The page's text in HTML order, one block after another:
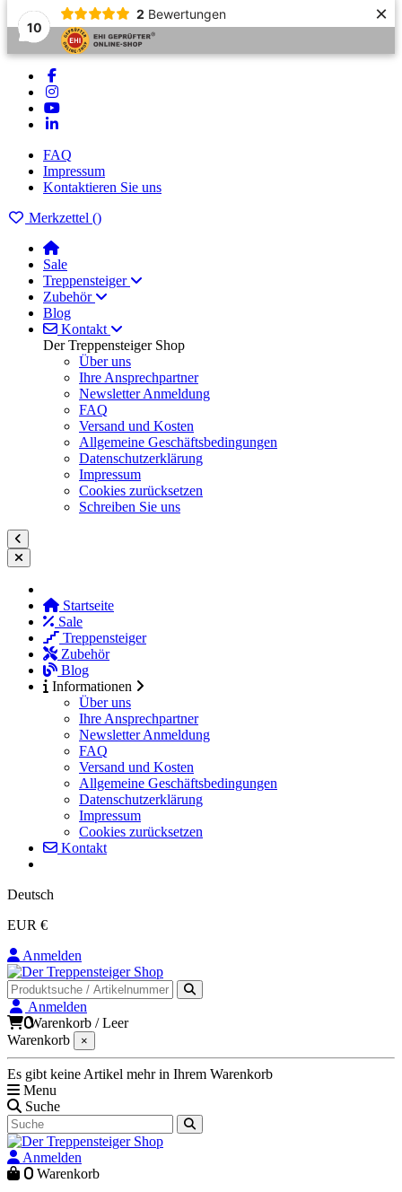
10
2 Bewertungen ×
FAQ
Impressum
Kontaktieren Sie uns
Merkzettel ()
Sale
Treppensteiger
Zubehör
Blog
Kontakt
Der Treppensteiger Shop
Über uns
Ihre Ansprechpartner
Newsletter Anmeldung
FAQ
Versand und Kosten
Allgemeine Geschäftsbedingungen
Datenschutzerklärung
Impressum
Cookies zurücksetzen
Schreiben Sie uns
Startseite
Sale
Treppensteiger
Zubehör
Blog
Informationen
Über uns
Ihre Ansprechpartner
Newsletter Anmeldung
FAQ
Versand und Kosten
Allgemeine Geschäftsbedingungen
Datenschutzerklärung
Impressum
Cookies zurücksetzen
Kontakt
Deutsch
EUR €
Anmelden
Anmelden
0Warenkorb /Leer
Warenkorb
×
Es gibt keine Artikel mehr in Ihrem Warenkorb
Menu
Suche
Anmelden
0 Warenkorb